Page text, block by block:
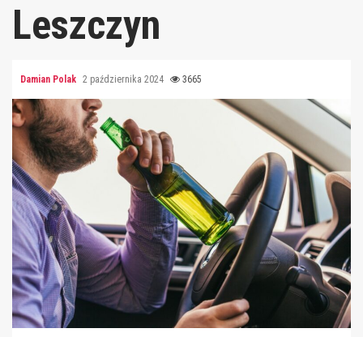
Leszczyn
Damian Polak 2 października 2024 3665